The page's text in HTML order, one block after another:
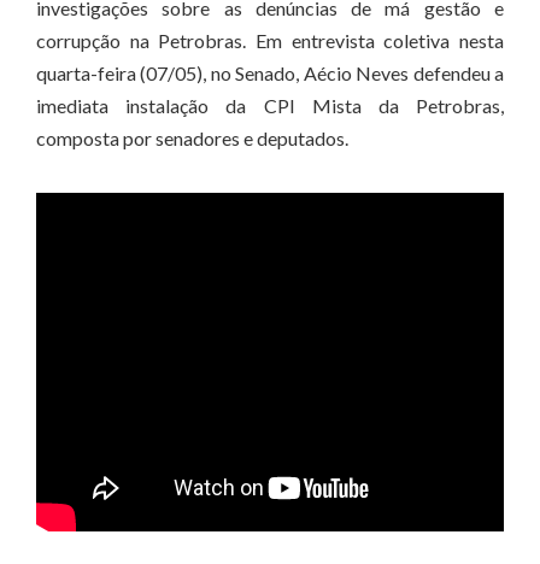
investigações sobre as denúncias de má gestão e
corrupção na Petrobras. Em entrevista coletiva nesta
quarta-feira (07/05), no Senado, Aécio Neves defendeu a
imediata instalação da CPI Mista da Petrobras,
composta por senadores e deputados.